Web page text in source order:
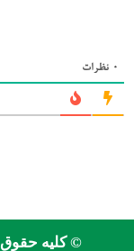
0 نظرات
© کلیه